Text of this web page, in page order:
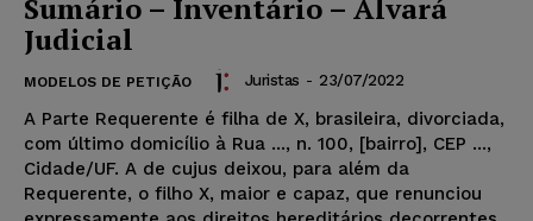
Sumário – Inventário – Alvará
Judicial
MODELOS DE PETIÇÃO Juristas - 23/07/2022
A Parte Requerente é filha de X, brasileira, divorciada,
com último domicílio à Rua ..., n. 100, [bairro], CEP ...,
Cidade/UF. A de cujus deixou, para além da
Requerente, o filho X, maior e capaz, que renunciou